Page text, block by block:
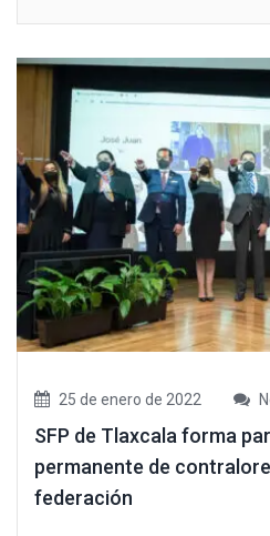
25 de enero de 2022
SFP de Tlaxcala forma
permanente de
federación